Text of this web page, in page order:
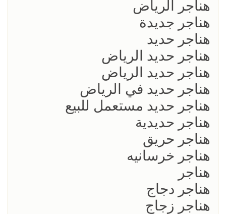
هناجر الرياض
هناجر جديدة
هناجر حديد
هناجر حديد الرياض
هناجر حديد الرياض
هناجر حديد في الرياض
هناجر حديد مستعمل للبيع
هناجر حديدية
هناجر حريق
هناجر خرسانيه
هناجر
هناجر دجاج
هناجر زجاج